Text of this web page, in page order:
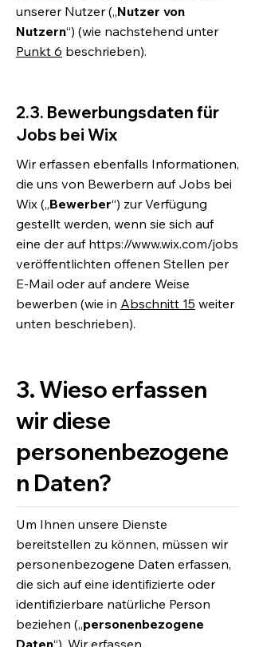
unserer Nutzer („Nutzer von
Nutzern“) (wie nachstehend unter
Punkt 6 beschrieben).
2.3. Bewerbungsdaten für
Jobs bei Wix
Wir erfassen ebenfalls Informationen,
die uns von Bewerbern auf Jobs bei
Wix („Bewerber“) zur Verfügung
gestellt werden, wenn sie sich auf
eine der auf https://www.wix.com/jobs
veröffentlichten offenen Stellen per
E-Mail oder auf andere Weise
bewerben (wie in Abschnitt 15 weiter
unten beschrieben).
3. Wieso erfassen
wir diese
personenbezogene
n Daten?
Um Ihnen unsere Dienste
bereitstellen zu können, müssen wir
personenbezogene Daten erfassen,
die sich auf eine identifizierte oder
identifizierbare natürliche Person
beziehen („personenbezogene
Daten“). Wir erfassen